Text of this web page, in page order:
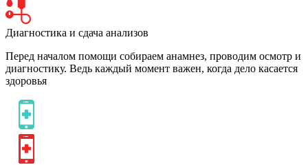
Диагностика и сдача анализов
Перед началом помощи собираем анамнез, проводим осмотр и
диагностику. Ведь каждый момент важен, когда дело касается
здоровья